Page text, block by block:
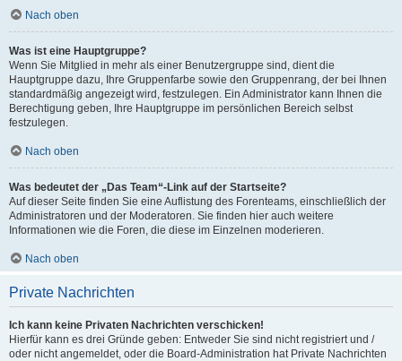
Nach oben
Was ist eine Hauptgruppe?
Wenn Sie Mitglied in mehr als einer Benutzergruppe sind, dient die
Hauptgruppe dazu, Ihre Gruppenfarbe sowie den Gruppenrang, der bei Ihnen
standardmäßig angezeigt wird, festzulegen. Ein Administrator kann Ihnen die
Berechtigung geben, Ihre Hauptgruppe im persönlichen Bereich selbst
festzulegen.
Nach oben
Was bedeutet der „Das Team“-Link auf der Startseite?
Auf dieser Seite finden Sie eine Auflistung des Forenteams, einschließlich der
Administratoren und der Moderatoren. Sie finden hier auch weitere
Informationen wie die Foren, die diese im Einzelnen moderieren.
Nach oben
Private Nachrichten
Ich kann keine Privaten Nachrichten verschicken!
Hierfür kann es drei Gründe geben: Entweder Sie sind nicht registriert und /
oder nicht angemeldet, oder die Board-Administration hat Private Nachrichten